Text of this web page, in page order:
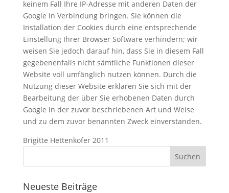
keinem Fall Ihre IP-Adresse mit anderen Daten der
Google in Verbindung bringen. Sie können die
Installation der Cookies durch eine entsprechende
Einstellung Ihrer Browser Software verhindern; wir
weisen Sie jedoch darauf hin, dass Sie in diesem Fall
gegebenenfalls nicht sämtliche Funktionen dieser
Website voll umfänglich nutzen können. Durch die
Nutzung dieser Website erklären Sie sich mit der
Bearbeitung der über Sie erhobenen Daten durch
Google in der zuvor beschriebenen Art und Weise
und zu dem zuvor benannten Zweck einverstanden.
Brigitte Hettenkofer 2011
Neueste Beiträge